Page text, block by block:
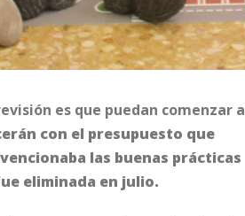
es que puedan comenzar a
con el presupuesto que
las buenas prácticas
eliminada en julio.